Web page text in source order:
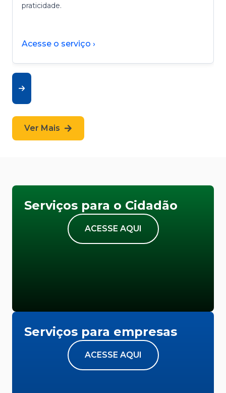
praticidade.
Acesse o serviço ›
Ver Mais
Serviços para o Cidadão
ACESSE AQUI
Serviços para empresas
ACESSE AQUI